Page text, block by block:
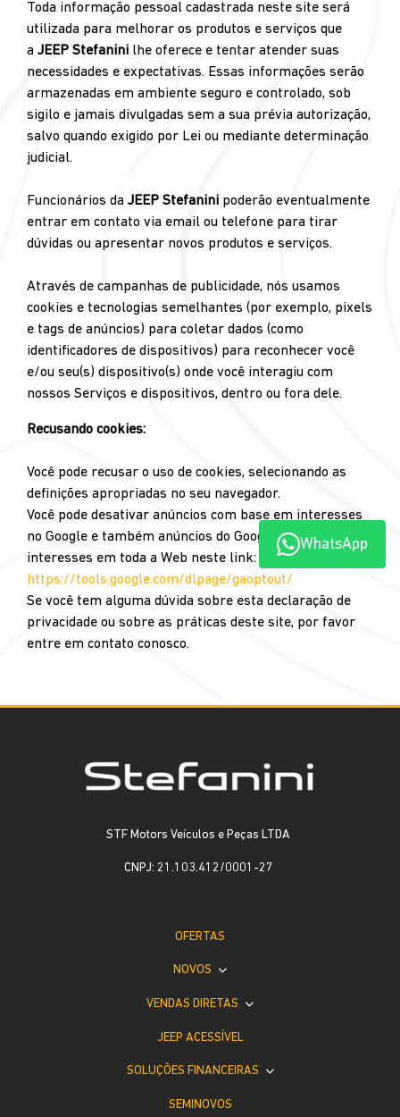
Toda informação pessoal cadastrada neste site será
utilizada para melhorar os produtos e serviços que
a JEEP Stefanini lhe oferece e tentar atender suas
necessidades e expectativas. Essas informações serão
armazenadas em ambiente seguro e controlado, sob
sigilo e jamais divulgadas sem a sua prévia autorização,
salvo quando exigido por Lei ou mediante determinação
judicial.
Funcionários da JEEP Stefanini poderão eventualmente
entrar em contato via email ou telefone para tirar
dúvidas ou apresentar novos produtos e serviços.
Através de campanhas de publicidade, nós usamos
cookies e tecnologias semelhantes (por exemplo, pixels
e tags de anúncios) para coletar dados (como
identificadores de dispositivos) para reconhecer você
e/ou seu(s) dispositivo(s) onde você interagiu com
nossos Serviços e dispositivos, dentro ou fora dele.
Recusando cookies:
Você pode recusar o uso de cookies, selecionando as
definições apropriadas no seu navegador.
Você pode desativar anúncios com base em interesses
no Google e também anúncios do Google com base em
interesses em toda a Web neste link:
https://tools.google.com/dlpage/gaoptout/
Se você tem alguma dúvida sobre esta declaração de
privacidade ou sobre as práticas deste site, por favor
entre em contato conosco.
WhatsApp
STF Motors Veículos e Peças LTDA
CNPJ: 21.103.412/0001-27
OFERTAS
NOVOS
VENDAS DIRETAS
JEEP ACESSÍVEL
SOLUÇÕES FINANCEIRAS
SEMINOVOS